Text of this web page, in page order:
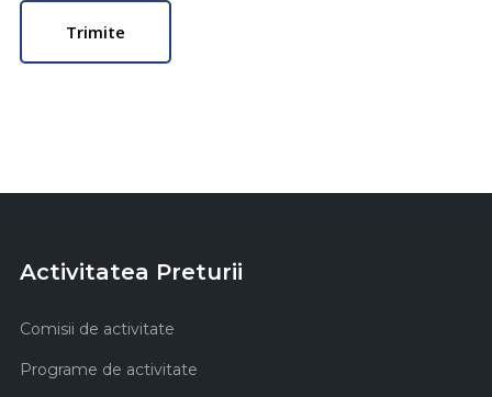
Activitatea Preturii
Comisii de activitate
Programe de activitate